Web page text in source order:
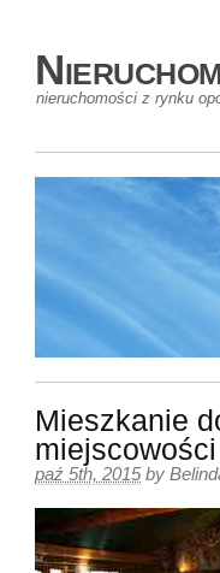
nieruchomości z rynku
Mieszkanie
paź 5th, 2015 by